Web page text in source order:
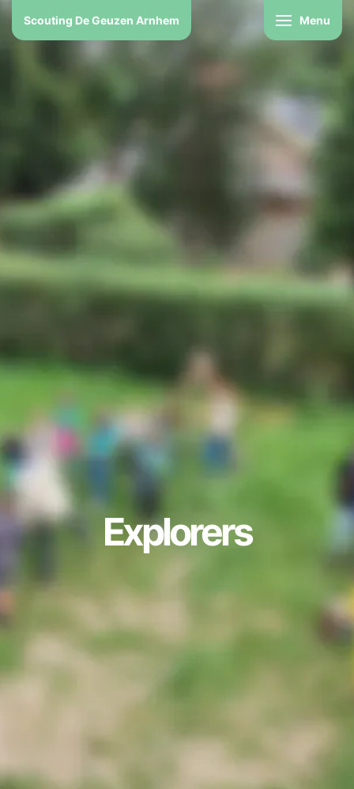
Scouting De Geuzen Arnhem Menu
Explorers